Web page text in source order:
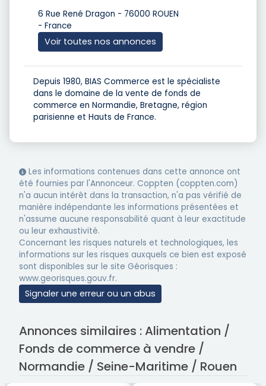
6 Rue René Dragon - 76000 ROUEN
- France
Voir toutes nos annonces
Depuis 1980, BIAS Commerce est le spécialiste
dans le domaine de la vente de fonds de
commerce en Normandie, Bretagne, région
parisienne et Hauts de France.
Les informations contenues dans cette annonce ont
été fournies par l'Annonceur. Coppten (coppten.com)
n'a aucun intérêt dans la transaction, n'a pas vérifié de
manière indépendante les informations présentées et
n'assume aucune responsabilité quant à leur exactitude
ou leur exhaustivité.
Concernant les risques naturels et technologiques, les
informations sur les risques auxquels ce bien est exposé
sont disponibles sur le site Géorisques :
www.georisques.gouv.fr.
Signaler une erreur ou un abus
Annonces similaires : Alimentation /
Fonds de commerce à vendre /
Normandie / Seine-Maritime / Rouen